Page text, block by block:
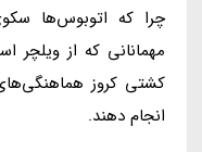
چرا که اتوبوس‌ها
مهمانانی که از ویلچر
انجام دهند.